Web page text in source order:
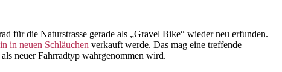
für die Naturstrasse gerade als „Gravel Bike“ wieder neu erfunden.
in neuen Schläuchen verkauft werde. Das mag eine treffende
neuer Fahrradtyp wahrgenommen wird.